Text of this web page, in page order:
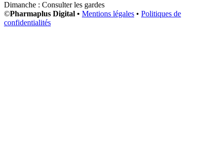
Dimanche : Consulter les gardes
©Pharmaplus Digital • Mentions légales • Politiques de
confidentialités